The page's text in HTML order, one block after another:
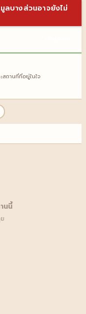
ลบางส่วนอาจยังไม่
สถานที่ที่อยู่ในใจ
นนี้